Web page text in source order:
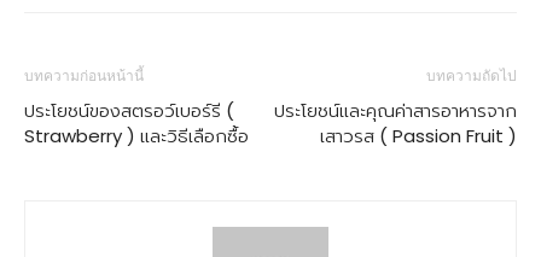
บทความก่อนหน้านี้
ประโยชน์ของสตรอว์เบอร์รี (
Strawberry ) และวิธีเลือกซื้อ
บทความถัดไป
ประโยชน์และคุณค่าสารอาหารจาก
เสาวรส ( Passion Fruit )